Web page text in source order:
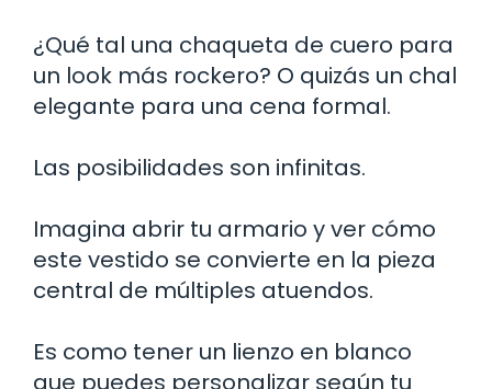
¿Qué tal una chaqueta de cuero para
un look más rockero? O quizás un chal
elegante para una cena formal.
Las posibilidades son infinitas.
Imagina abrir tu armario y ver cómo
este vestido se convierte en la pieza
central de múltiples atuendos.
Es como tener un lienzo en blanco
que puedes personalizar según tu